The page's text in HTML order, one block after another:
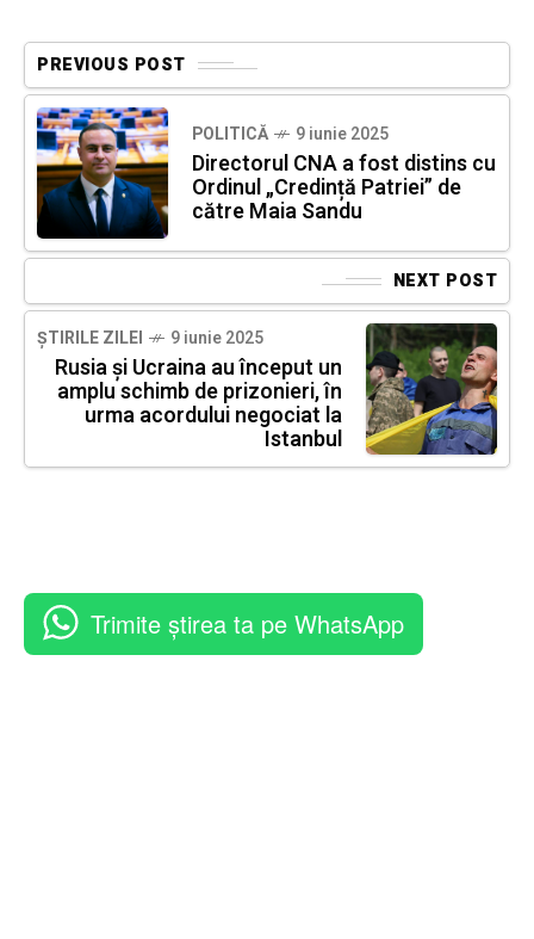
PREVIOUS POST
POLITICĂ 9 iunie 2025
Directorul CNA a fost distins cu
Ordinul „Credință Patriei” de
către Maia Sandu
NEXT POST
ȘTIRILE ZILEI 9 iunie 2025
Rusia și Ucraina au început un
amplu schimb de prizonieri, în
urma acordului negociat la
Istanbul
Trimite știrea ta pe WhatsApp